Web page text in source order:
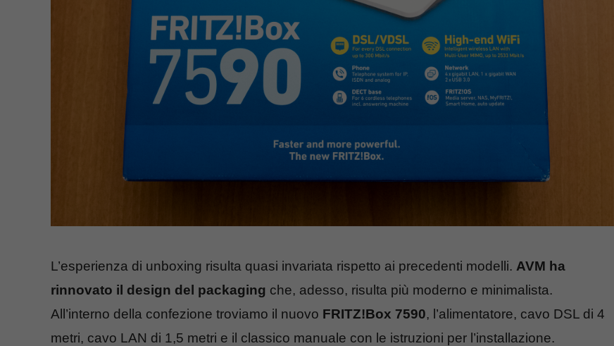
L’esperienza di unboxing risulta quasi invariata rispetto ai precedenti modelli. AVM ha
rinnovato il design del packaging che, adesso, risulta più moderno e minimalista.
All’interno della confezione troviamo il nuovo FRITZ!Box 7590, l’alimentatore, cavo DSL di 4
metri, cavo LAN di 1,5 metri e il classico manuale con le istruzioni per l’installazione.